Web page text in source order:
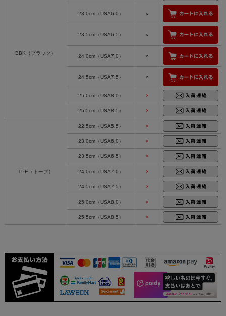
BBK（ブラック）
23.0cm（USA6.0） ○
23.5cm（USA6.5） ○
24.0cm（USA7.0） ○
24.5cm（USA7.5） ○
25.0cm（USA8.0） ×
25.5cm（USA8.5） ×
TPE（トープ）
22.5cm（USA5.5） ×
23.0cm（USA6.0） ×
23.5cm（USA6.5） ×
24.0cm（USA7.0） ×
24.5cm（USA7.5） ×
25.0cm（USA8.0） ×
25.5cm（USA8.5） ×